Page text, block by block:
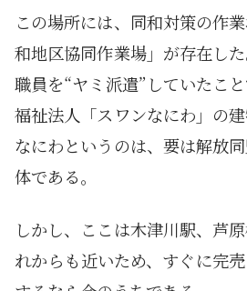
この場所には、同和対策の作
和地区協同作業場」が存在し
職員を“ヤミ派遣”していたこ
福祉法人「スワンなにわ」の
なにわというのは、要は解放
体である。
しかし、ここは木津川駅、芦
れからも近いため、すぐに完